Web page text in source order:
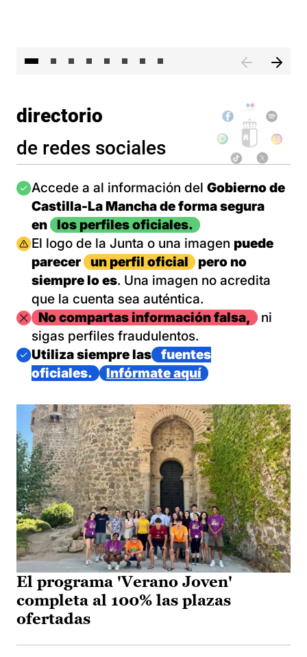
directorio
de redes sociales
Imagen
Accede a al información del Gobierno de
Castilla-La Mancha de forma segura
en
los perfiles oficiales.
Imagen
El logo de la Junta o una imagen puede
parecer
un perfil oficial
pero no
siempre lo es. Una imagen no acredita
que la cuenta sea auténtica.
ImagenNo compartas información falsa,
ni
sigas perfiles fraudulentos.
Imagen
Utiliza siempre las
fuentes
oficiales.
Infórmate aquí
El programa 'Verano Joven'
completa al 100% las plazas
ofertadas